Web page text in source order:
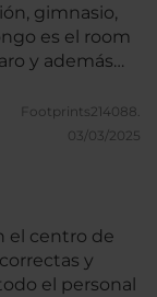
el centro de
y
el personal
gimnasio,
es el room
y además
15€ a
precios los
a la calle (
sitio en letra
porque
claro que hoy
este tipo de
Footprints214088.
03/03/2025